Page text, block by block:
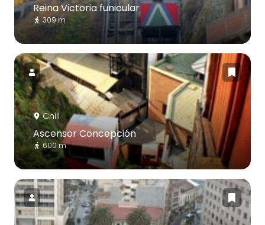
Reina Victoria funicular
309 m
Chili
Ascensor Concepción
600 m